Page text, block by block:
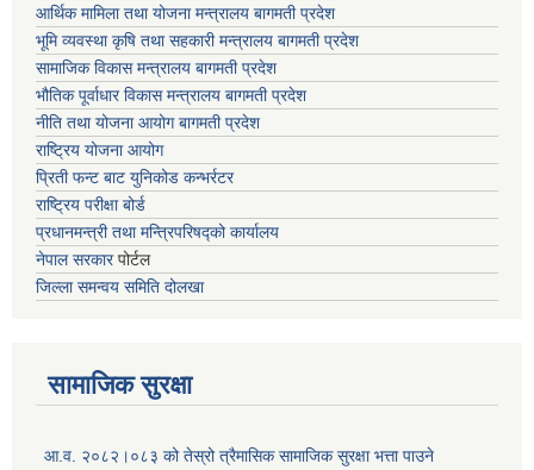
आर्थिक मामिला तथा योजना मन्त्रालय बागमती प्रदेश
भूमि व्यवस्था कृषि तथा सहकारी मन्त्रालय बागमती प्रदेश
सामाजिक विकास मन्त्रालय बागमती प्रदेश
भौतिक पूर्वाधार विकास मन्त्रालय बागमती प्रदेश
नीति तथा योजना आयोग बागमती प्रदेश
राष्ट्रिय योजना आयोग
प्रिती फन्ट बाट युनिकोड कन्भर्रटर
राष्ट्रिय परीक्षा बोर्ड
प्रधानमन्त्री तथा मन्त्रिपरिषद्को कार्यालय
नेपाल सरकारपोर्टल
जिल्ला समन्वय समिति दोलखा
सामाजिक सुरक्षा
आ.व. २०८२।०८३ को तेस्रो त्रैमासिक सामाजिक सुरक्षा भत्ता पाउने